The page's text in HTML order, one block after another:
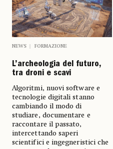
NEWS FORMAZIONE
L’archeologia del futuro,
tra droni e scavi
Algoritmi, nuovi software e
tecnologie digitali stanno
cambiando il modo di
studiare, documentare e
raccontare il passato,
intercettando saperi
scientifici e ingegneristici che